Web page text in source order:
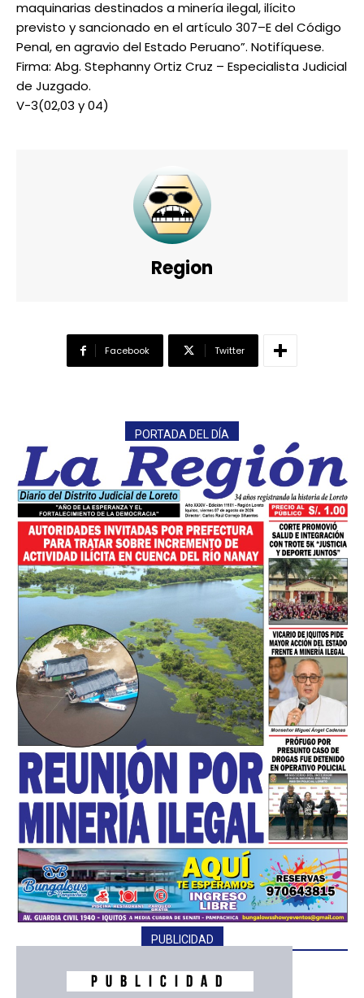
maquinarias destinados a minería ilegal, ilícito
previsto y sancionado en el artículo 307–E del Código
Penal, en agravio del Estado Peruano”. Notifíquese.
Firma: Abg. Stephanny Ortiz Cruz – Especialista Judicial
de Juzgado.
V-3(02,03 y 04)
Region
Facebook Twitter
PORTADA DEL DÍA
PUBLICIDAD